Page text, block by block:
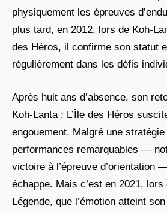
physiquement les épreuves
plus tard, en 2012, lors de Koh-
des Héros, il confirme son statut
régulièrement dans les défis
Après huit ans d’absence, son
Koh-Lanta : L’Île des Héros
engouement. Malgré une
performances remarquables —
victoire à l’épreuve d’orientation
échappe. Mais c’est en 2021,
Légende, que l’émotion atteint